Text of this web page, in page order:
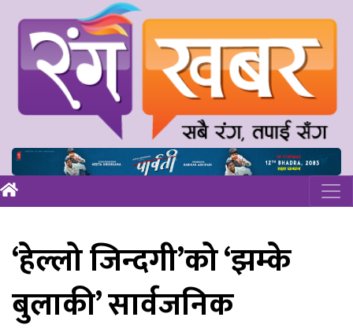
‘हेल्लो जिन्दगी’को ‘झम्के
बुलाकी’ सार्वजनिक